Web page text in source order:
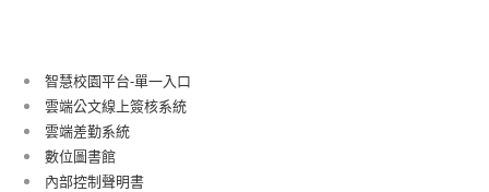
智慧校園平台-單一入口
雲端公文線上簽核系統
雲端差勤系統
數位圖書館
內部控制聲明書